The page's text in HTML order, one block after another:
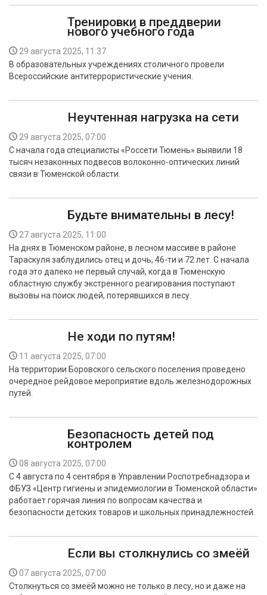
Тренировки в преддверии
нового учебного года
29 августа 2025, 11:37
В образовательных учреждениях столичного провели
Всероссийские антитеррористические учения.
Неучтенная нагрузка на сети
29 августа 2025, 07:00
С начала года специалисты «Россети Тюмень» выявили 18
тысяч незаконных подвесов волоконно-оптических линий
связи в Тюменской области.
Будьте внимательны в лесу!
27 августа 2025, 11:00
На днях в Тюменском районе, в лесном массиве в районе
Тараскуля заблудились отец и дочь, 46-ти и 72 лет. С начала
года это далеко не первый случай, когда в Тюменскую
областную службу экстренного реагирования поступают
вызовы на поиск людей, потерявшихся в лесу.
Не ходи по путям!
11 августа 2025, 07:00
На территории Боровского сельского поселения проведено
очередное рейдовое мероприятие вдоль железнодорожных
путей.
Безопасность детей под
контролем
08 августа 2025, 07:00
С 4 августа по 4 сентября в Управлении Роспотребнадзора и
ФБУЗ «Центр гигиены и эпидемиологии в Тюменской области»
работает горячая линия по вопросам качества и
безопасности детских товаров и школьных принадлежностей.
Если вы столкнулись со змеёй
07 августа 2025, 07:00
Столкнуться со змеёй можно не только в лесу, но и даже на